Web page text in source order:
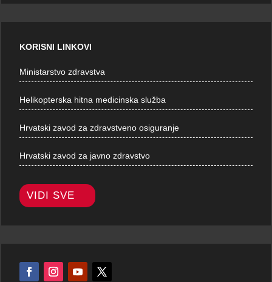
KORISNI LINKOVI
Ministarstvo zdravstva
Helikopterska hitna medicinska služba
Hrvatski zavod za zdravstveno osiguranje
Hrvatski zavod za javno zdravstvo
VIDI SVE